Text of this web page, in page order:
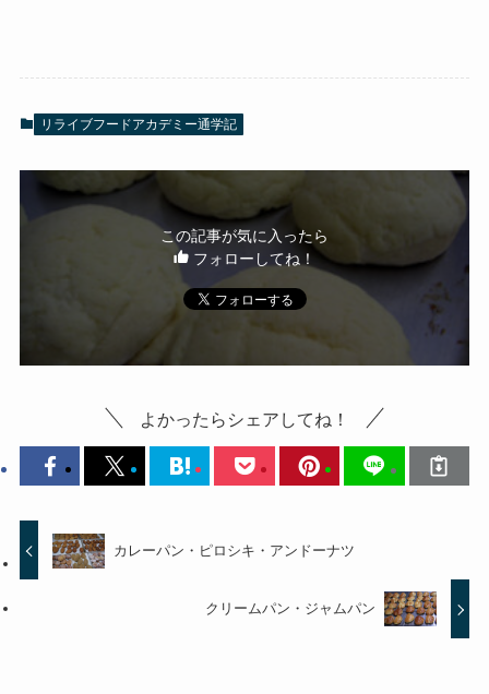
リライブフードアカデミー通学記
この記事が気に入ったら
フォローしてね！
よかったらシェアしてね！
カレーパン・ピロシキ・アンドーナツ
クリームパン・ジャムパン